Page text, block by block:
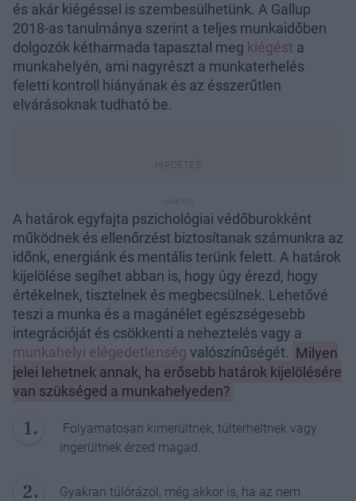
és akár kiégéssel is szembesülhetünk. A Gallup
2018-as tanulmánya szerint a teljes munkaidőben
dolgozók kétharmada tapasztal meg kiégést a
munkahelyén, ami nagyrészt a munkaterhelés
feletti kontroll hiányának és az ésszerűtlen
elvárásoknak tudható be.
A határok egyfajta pszichológiai védőburokként
működnek és ellenőrzést biztosítanak számunkra az
időnk, energiánk és mentális terünk felett. A határok
kijelölése segíhet abban is, hogy úgy érezd, hogy
értékelnek, tisztelnek és megbecsülnek. Lehetővé
teszi a munka és a magánélet egészségesebb
integrációját és csökkenti a neheztelés vagy a
munkahelyi elégedetlenség valószínűségét. Milyen
jelei lehetnek annak, ha erősebb határok kijelölésére
van szükséged a munkahelyeden?
Folyamatosan kimerültnek, túlterheltnek vagy
ingerültnek érzed magad.
Gyakran túlórázol, még akkor is, ha az nem